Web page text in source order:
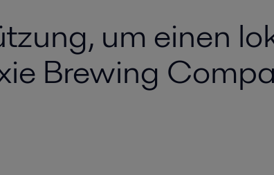
um einen
Brewing